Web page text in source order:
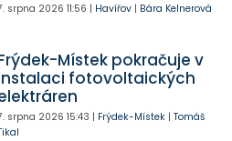
srpna 2026 11:56 | Havířov| Bára Kelnerová
Místek pokračuje v
fotovoltaických
srpna 2026 15:43 | Frýdek-Místek| Tomáš